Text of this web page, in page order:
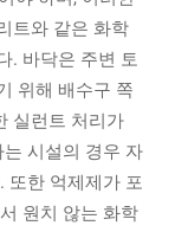
트와 같은 화학
. 바닥은 주변 토
위해 배수구 쪽
실런트 처리가
시설의 경우 자
또한 억제제가 포
원치 않는 화학